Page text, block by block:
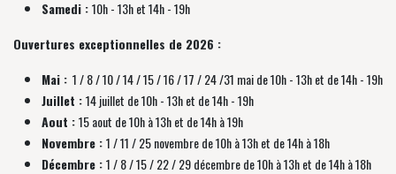
Samedi :10h - 13h et 14h - 19h
Ouvertures exceptionnelles de 2026 :
Mai : 1 / 8 / 10 / 14 / 15 / 16 / 17 / 24 /31 mai de 10h - 13h et de 14h - 19h
Juillet :14 juillet de 10h - 13h et de 14h - 19h
Aout :15 aout de 10h à 13h et de 14h à 19h
Novembre :1 / 11 / 25 novembre de10h à 13h et de 14h à 18h
Décembre :1 / 8 / 15 / 22 / 29 décembrede10h à 13h et de 14h à 18h